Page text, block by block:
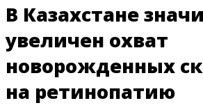
В Казахстане
увеличен охват
новорожденных
на ретинопатию